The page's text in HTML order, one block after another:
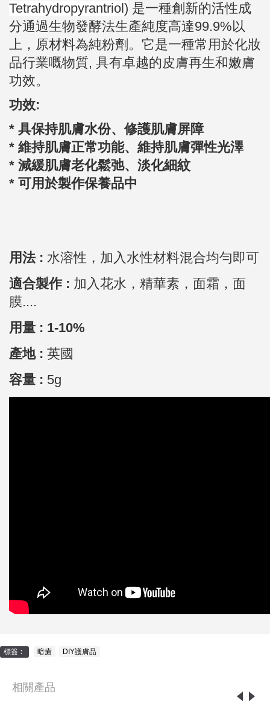
Tetrahydropyrantriol) 是一種創新的活性成
分通過生物發酵法生產純度高達99.9%以
上，原材料為純粉劑。它是一種常用於化妝
品行業嘅物質, 具有卓越的皮膚再生和嫩膚
功效。
功效:
* 具保持肌膚水份、修護肌膚屏障
* 維持肌膚正常功能、維持肌膚彈性光澤
* 減緩肌膚老化鬆弛、淡化細紋
* 可用於製作保養品中
用法 : 水溶性，加入水性材料混合均勻即可
適合製作 : 加入花水，精華素，面霜，面
膜....
用量 : 1-10%
產地 : 英國
容量 : 5g
標簽︰ 暗瘡 DIY護膚品
相關產品